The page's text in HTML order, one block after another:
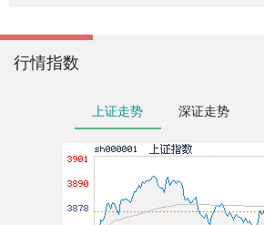
行情指数
上证走势 深证走势